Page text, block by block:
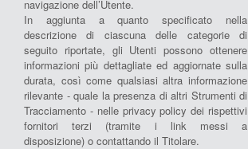
navigazione dell’Utente.
In aggiunta a quanto specificato nella
descrizione di ciascuna delle categorie di
seguito riportate, gli Utenti possono ottenere
informazioni più dettagliate ed aggiornate sulla
durata, così come qualsiasi altra informazione
rilevante - quale la presenza di altri Strumenti di
Tracciamento - nelle privacy policy dei rispettivi
fornitori terzi (tramite i link messi a
disposizione) o contattando il Titolare.